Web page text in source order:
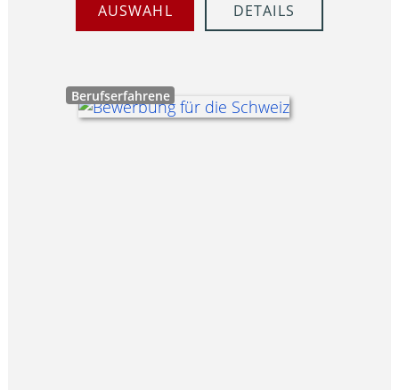
AUSWAHL DETAILS
Berufserfahrene